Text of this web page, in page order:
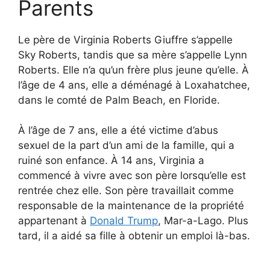
Parents
Le père de Virginia Roberts Giuffre s’appelle
Sky Roberts, tandis que sa mère s’appelle Lynn
Roberts. Elle n’a qu’un frère plus jeune qu’elle. À
l’âge de 4 ans, elle a déménagé à Loxahatchee,
dans le comté de Palm Beach, en Floride.
À l’âge de 7 ans, elle a été victime d’abus
sexuel de la part d’un ami de la famille, qui a
ruiné son enfance. À 14 ans, Virginia a
commencé à vivre avec son père lorsqu’elle est
rentrée chez elle. Son père travaillait comme
responsable de la maintenance de la propriété
appartenant à Donald Trump, Mar-a-Lago. Plus
tard, il a aidé sa fille à obtenir un emploi là-bas.